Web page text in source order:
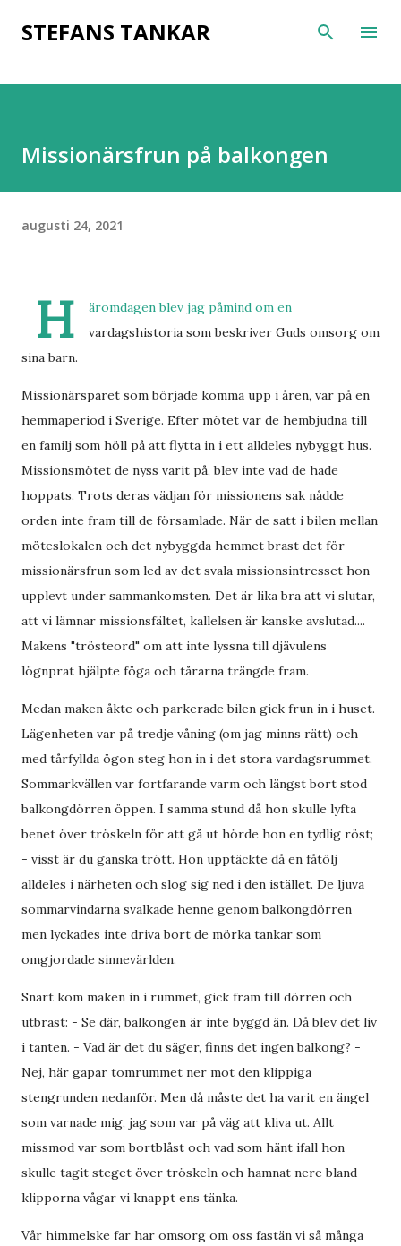
Fortsätt till huvudinnehåll
STEFANS TANKAR
Missionärsfrun på balkongen
augusti 24, 2021
H
äromdagen blev jag påmind om en
vardagshistoria som beskriver Guds omsorg om
sina barn.
Missionärsparet som började komma upp i åren, var på en
hemmaperiod i Sverige. Efter mötet var de hembjudna till
en familj som höll på att flytta in i ett alldeles nybyggt hus.
Missionsmötet de nyss varit på, blev inte vad de hade
hoppats. Trots deras vädjan för missionens sak nådde
orden inte fram till de församlade. När de satt i bilen mellan
möteslokalen och det nybyggda hemmet brast det för
missionärsfrun som led av det svala missionsintresset hon
upplevt under sammankomsten. Det är lika bra att vi slutar,
att vi lämnar missionsfältet, kallelsen är kanske avslutad....
Makens "trösteord" om att inte lyssna till djävulens
lögnprat hjälpte föga och tårarna trängde fram.
Medan maken åkte och parkerade bilen gick frun in i huset.
Lägenheten var på tredje våning (om jag minns rätt) och
med tårfyllda ögon steg hon in i det stora vardagsrummet.
Sommarkvällen var fortfarande varm och längst bort stod
balkongdörren öppen. I samma stund då hon skulle lyfta
benet över tröskeln för att gå ut hörde hon en tydlig röst;
- visst är du ganska trött. Hon upptäckte då en fåtölj
alldeles i närheten och slog sig ned i den istället. De ljuva
sommarvindarna svalkade henne genom balkongdörren
men lyckades inte driva bort de mörka tankar som
omgjordade sinnevärlden.
Snart kom maken in i rummet, gick fram till dörren och
utbrast: - Se där, balkongen är inte byggd än. Då blev det liv
i tanten. - Vad är det du säger, finns det ingen balkong? -
Nej, här gapar tomrummet ner mot den klippiga
stengrunden nedanför. Men då måste det ha varit en ängel
som varnade mig, jag som var på väg att kliva ut. Allt
missmod var som bortblåst och vad som hänt ifall hon
skulle tagit steget över tröskeln och hamnat nere bland
klipporna vågar vi knappt ens tänka.
Vår himmelske far har omsorg om oss fastän vi så många